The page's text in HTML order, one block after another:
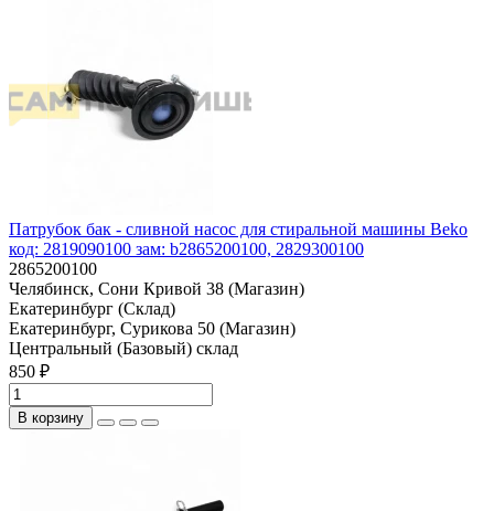
Патрубок бак - сливной насос для стиральной машины Beko
код: 2819090100 зам: b2865200100, 2829300100
2865200100
Челябинск, Сони Кривой 38 (Магазин)
Екатеринбург (Склад)
Екатеринбург, Сурикова 50 (Магазин)
Центральный (Базовый) склад
850 ₽
В корзину